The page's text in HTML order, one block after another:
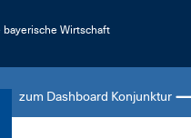
bayerische Wirtschaft
zum Dashboard Konjunktur